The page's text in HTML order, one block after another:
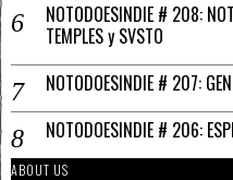
NOTODOESINDIE # 208:
TEMPLES y SVSTO
NOTODOESINDIE # 207:
NOTODOESINDIE # 206:
ABOUT US